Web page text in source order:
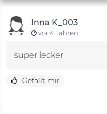
Inna K_003
vor 4 Jahren
super lecker
Gefällt mir